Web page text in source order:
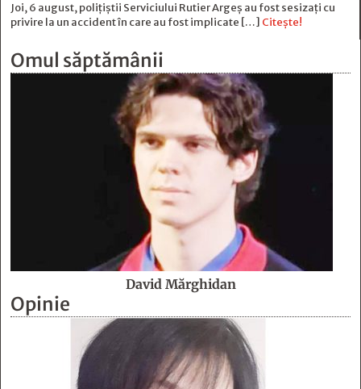
Joi, 6 august, polițiștii Serviciului Rutier Argeș au fost sesizați cu
privire la un accident în care au fost implicate […] Citește!
Omul săptămânii
David Mărghidan
Opinie